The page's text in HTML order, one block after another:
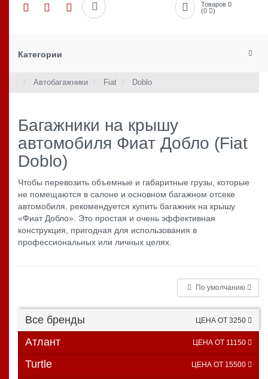
Товаров 0
(0
)
Категории
Автобагажники Fiat Doblo
Багажники на крышу
автомобиля Фиат Добло (Fiat
Doblo)
Чтобы перевозить объемные и габаритные грузы, которые
не помещаются в салоне и основном багажном отсеке
автомобиля, рекомендуется купить багажник на крышу
«Фиат Добло». Это простая и очень эффективная
конструкция, пригодная для использования в
профессиональных или личных целях.
По умолчанию
Все бренды ЦЕНА ОТ 3250
Атлант ЦЕНА ОТ 11150
Turtle ЦЕНА ОТ 15500